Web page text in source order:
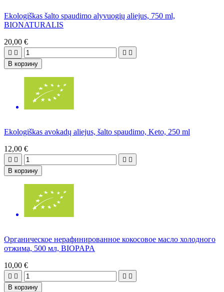
Ekologiškas šalto spaudimo alyvuogių aliejus, 750 ml,
BIONATURALIS
20,00 €
   
В корзину
Ekologiškas avokadų aliejus, šalto spaudimo, Keto, 250 ml
12,00 €
   
В корзину
Органическое нерафинированное кокосовое масло холодного
отжима, 500 мл, BIOPAPA
10,00 €
   
В корзину